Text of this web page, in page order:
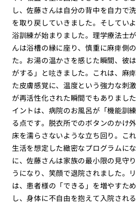
し、佐藤さんは自分の背中を自力で
を取り戻していきました。そしてい
浴訓練が始まりました。理学療法士
んは浴槽の縁に座り、慎重に麻痺側
た。お湯の温かさを感じた瞬間、彼
がする」と呟きました。これは、麻
た皮膚感覚に、温度という強力な刺
が再活性化された瞬間でもありまし
イントは、病院のお風呂が「機能訓
る点です。脱衣所でのボタンのかけ
床を濡らさないような立ち回り。こ
生活を想定した緻密なプログラムに
に、佐藤さんは家族の最小限の見守
うになり、笑顔で退院されました。
は、患者様の「できる」を増やすた
し、身体に不自由を抱えて入院され